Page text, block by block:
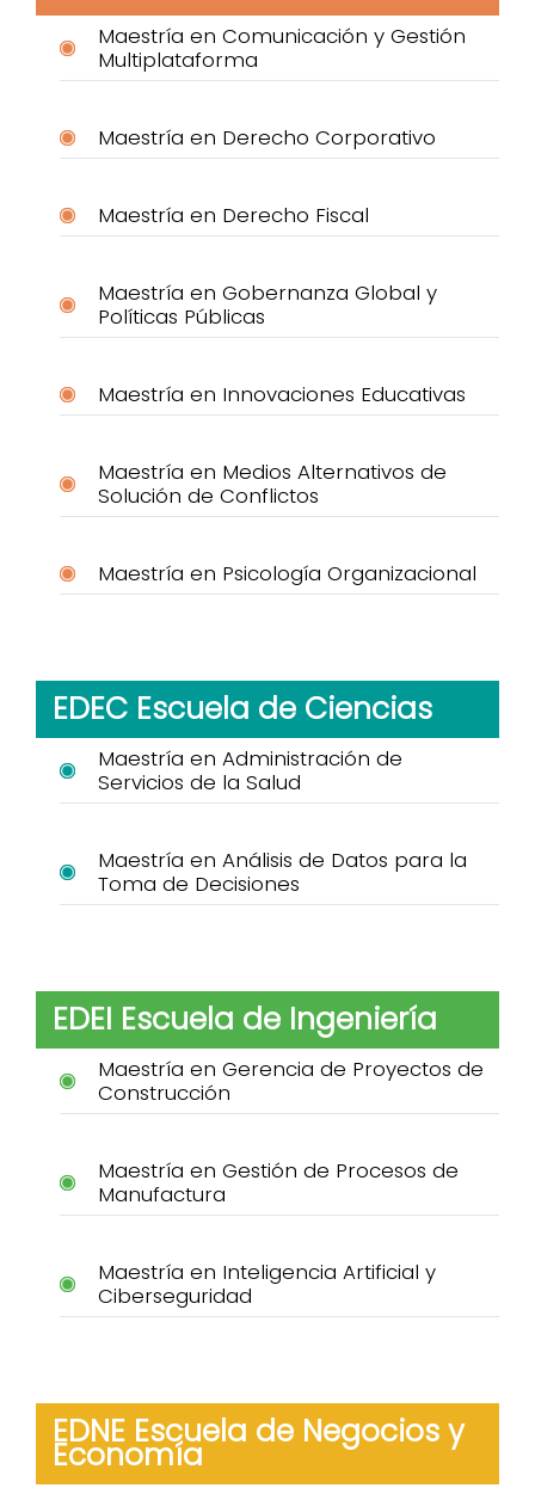
Maestría en Comunicación y Gestión
Multiplataforma
Maestría en Derecho Corporativo
Maestría en Derecho Fiscal
Maestría en Gobernanza Global y
Políticas Públicas
Maestría en Innovaciones Educativas
Maestría en Medios Alternativos de
Solución de Conflictos
Maestría en Psicología Organizacional
EDEC Escuela de Ciencias
Maestría en Administración de
Servicios de la Salud
Maestría en Análisis de Datos para la
Toma de Decisiones
EDEI Escuela de Ingeniería
Maestría en Gerencia de Proyectos de
Construcción
Maestría en Gestión de Procesos de
Manufactura
Maestría en Inteligencia Artificial y
Ciberseguridad
EDNE Escuela de Negocios y
Economía